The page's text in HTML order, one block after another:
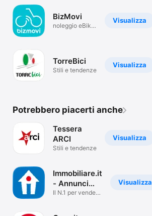
Visualizza
BizMovi
noleggio eBike
Visualizza
TorreBici
Stili e tendenze
Potrebbero piacerti anche
Visualizza
Tessera
ARCI
Stili e tendenze
Visualizza
Immobiliare.it
- Annunci
case
Il N.1 per vendere